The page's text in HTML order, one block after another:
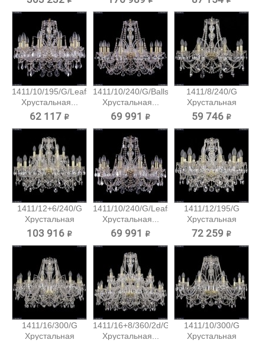
1411/10/195/G/Leafs
Хрустальная...
62 117 ₽
1411/10/240/G/Balls
Хрустальная...
69 991 ₽
1411/8/240/G
Хрустальная
подвесная...
59 746 ₽
1411/12+6/240/G
Хрустальная
подвесная...
103 916 ₽
1411/10/240/G/Leafs
Хрустальная...
69 991 ₽
1411/12/195/G
Хрустальная
подвесная...
72 259 ₽
1411/16/300/G
Хрустальная
1411/16+8/360/2d/G
Хрустальная...
1411/10/300/G
Хрустальная